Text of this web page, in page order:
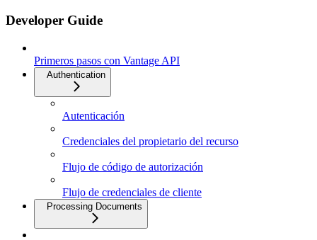
Developer Guide
Primeros pasos con Vantage API
Authentication
Autenticación
Credenciales del propietario del recurso
Flujo de código de autorización
Flujo de credenciales de cliente
Processing Documents